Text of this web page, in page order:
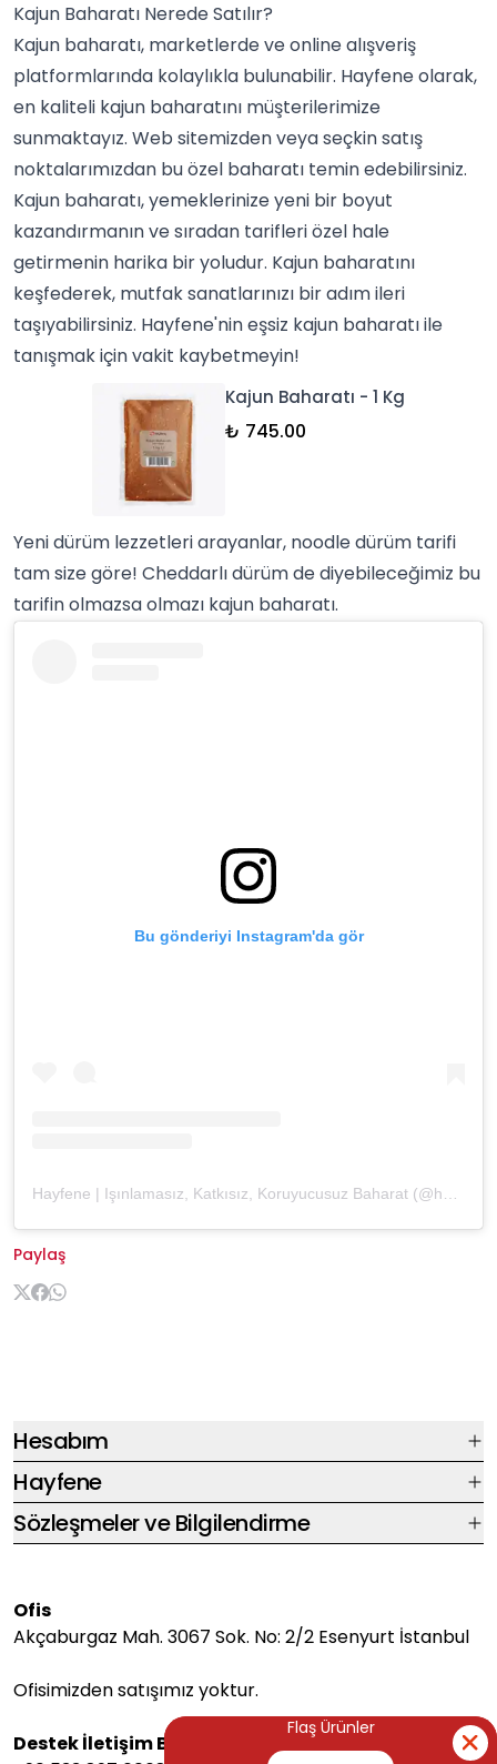
Kajun Baharatı Nerede Satılır?
Kajun baharatı, marketlerde ve online alışveriş
platformlarında kolaylıkla bulunabilir. Hayfene olarak,
en kaliteli kajun baharatını müşterilerimize
sunmaktayız. Web sitemizden veya seçkin satış
noktalarımızdan bu özel baharatı temin edebilirsiniz.
Kajun baharatı, yemeklerinize yeni bir boyut
kazandırmanın ve sıradan tarifleri özel hale
getirmenin harika bir yoludur. Kajun baharatını
keşfederek, mutfak sanatlarınızı bir adım ileri
taşıyabilirsiniz. Hayfene'nin eşsiz kajun baharatı ile
tanışmak için vakit kaybetmeyin!
Kajun Baharatı - 1 Kg
₺ 745.00
Yeni dürüm lezzetleri arayanlar, noodle dürüm tarifi
tam size göre! Cheddarlı dürüm de diyebileceğimiz bu
tarifin olmazsa olmazı kajun baharatı.
Bu gönderiyi Instagram'da gör
Paylaş
Hesabım
Hayfene
Sözleşmeler ve Bilgilendirme
Ofis
Akçaburgaz Mah. 3067 Sok. No: 2/2 Esenyurt İstanbul
Ofisimizden satışımız yoktur.
Destek İletişim Bilgileri
Flaş Ürünler
Flaş Ürünler